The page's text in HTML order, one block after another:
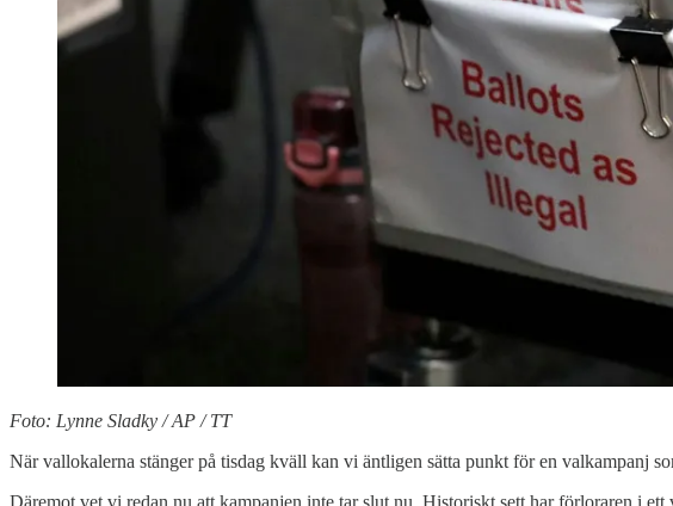
Foto: Lynne Sladky / AP / TT
När vallokalerna stänger på tisdag kväll kan vi äntligen sätta punkt för en valkampanj
Däremot vet vi redan nu att kampanjen inte tar slut nu. Historiskt sett har förloraren i ett